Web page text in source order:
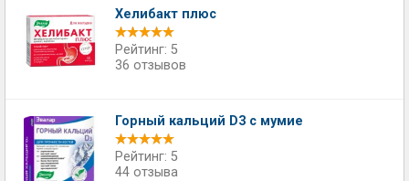
Хелибакт плюс
Рейтинг: 5
36 отзывов
Горный кальций D3 с мумие
Рейтинг: 5
44 отзыва